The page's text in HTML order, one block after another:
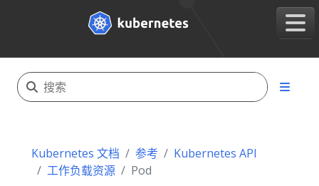
Kubernetes 文档 参考
Kubernetes API
工作负载资源
Pod